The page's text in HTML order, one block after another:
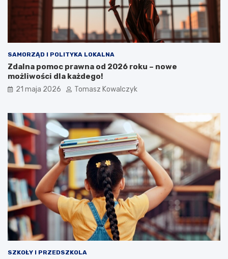
SAMORZĄD I POLITYKA LOKALNA
Zdalna pomoc prawna od 2026 roku – nowe
możliwości dla każdego!
21 maja 2026 Tomasz Kowalczyk
SZKOŁY I PRZEDSZKOLA